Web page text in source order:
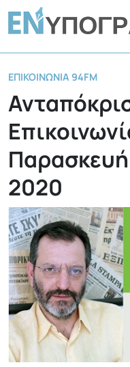
ΕΠΙΚΟΙΝΩΝΊΑ 94FM
Παρασκευή
2020